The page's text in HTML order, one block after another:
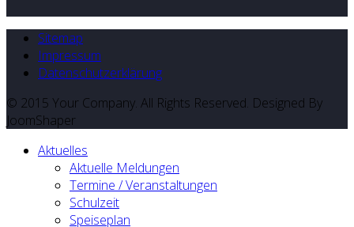
Sitemap
Impressum
Datenschutzerklärung
© 2015 Your Company. All Rights Reserved. Designed By
JoomShaper
Aktuelles
Aktuelle Meldungen
Termine / Veranstaltungen
Schulzeit
Speiseplan